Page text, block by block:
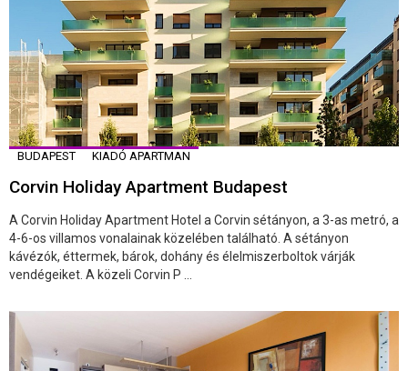
BUDAPEST KIADÓ APARTMAN
Corvin Holiday Apartment Budapest
A Corvin Holiday Apartment Hotel a Corvin sétányon, a 3-as metró, a
4-6-os villamos vonalainak közelében található. A sétányon
kávézók, éttermek, bárok, dohány és élelmiszerboltok várják
vendégeiket. A közeli Corvin P ...